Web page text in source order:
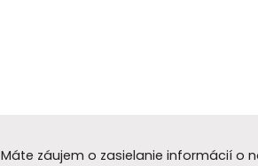
Máte záujem o zasielanie informácií o